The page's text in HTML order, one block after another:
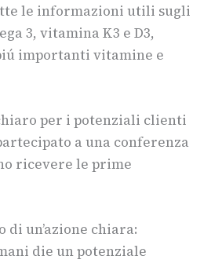
le informazioni utili sugli
3, vitamina K3 e D3,
importanti vitamine e
per i potenziali clienti
a una conferenza
ricevere le prime
di un’azione chiara:
die un potenziale